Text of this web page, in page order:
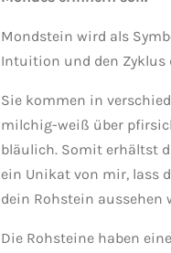
Mondstein wird als
Intuition und den Zyklus
Sie kommen in
milchig-weiß über
bläulich. Somit erhältst
ein Unikat von mir, lass
dein Rohstein aussehen
Die Rohsteine haben